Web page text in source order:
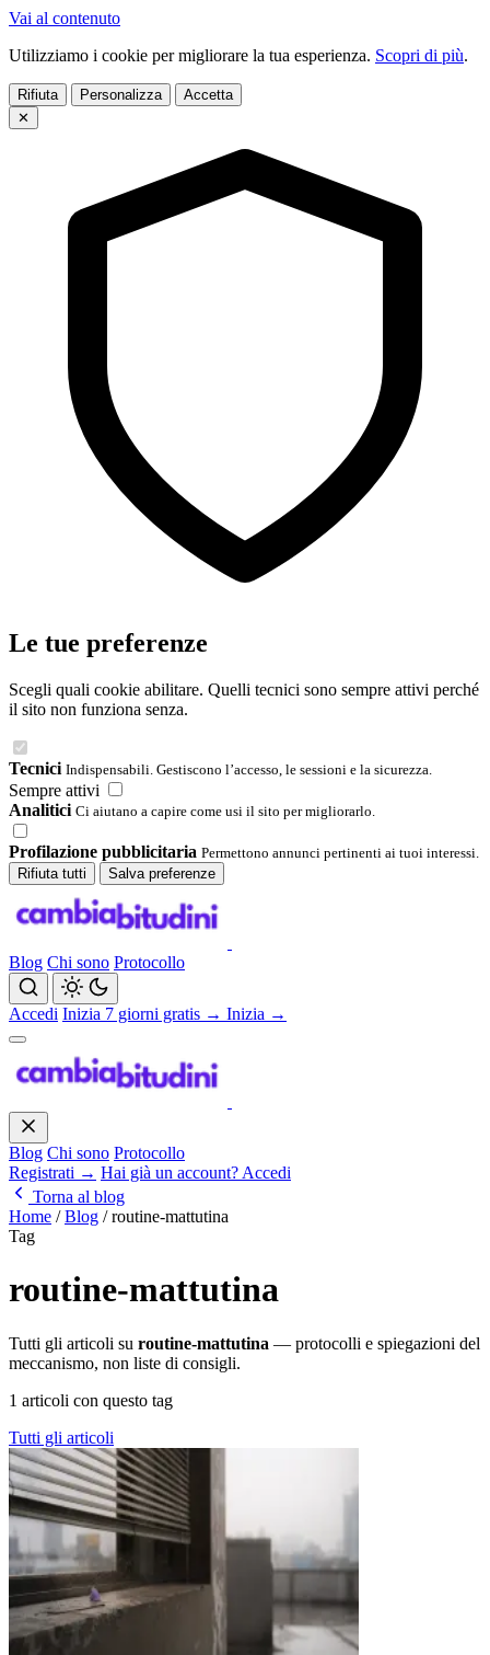
Vai al contenuto
Utilizziamo i cookie per migliorare la tua esperienza. Scopri di più.
Rifiuta Personalizza
Accetta
✕
Le tue preferenze
Scegli quali cookie abilitare. Quelli tecnici sono sempre attivi perché
il sito non funziona senza.
Tecnici Indispensabili. Gestiscono l’accesso, le sessioni e la sicurezza.
Sempre attivi
Analitici Ci aiutano a capire come usi il sito per migliorarlo.
Profilazione pubblicitaria Permettono annunci pertinenti ai tuoi interessi.
Rifiuta tutti
Salva preferenze
Blog Chi sono Protocollo
Accedi Inizia 7 giorni gratis → Inizia →
Blog Chi sono Protocollo
Registrati → Hai già un account? Accedi
Torna al blog
Home / Blog / routine-mattutina
Tag
routine-mattutina
Tutti gli articoli su routine-mattutina — protocolli e spiegazioni del
meccanismo, non liste di consigli.
1 articoli con questo tag
Tutti gli articoli